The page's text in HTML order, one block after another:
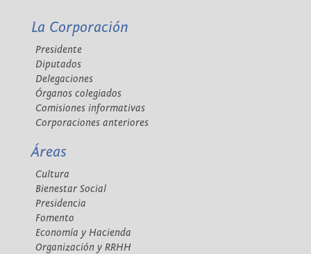
La Corporación
Presidente
Diputados
Delegaciones
Órganos colegiados
Comisiones informativas
Corporaciones anteriores
Áreas
Cultura
Bienestar Social
Presidencia
Fomento
Economía y Hacienda
Organización y RRHH